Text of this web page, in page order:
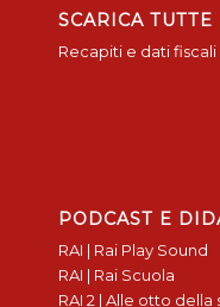
SCARICA
Recapiti e dati fiscali
PODCAST E
RAI | Rai Play Sound
RAI | Rai Scuola
RAI 2 | Alle otto della